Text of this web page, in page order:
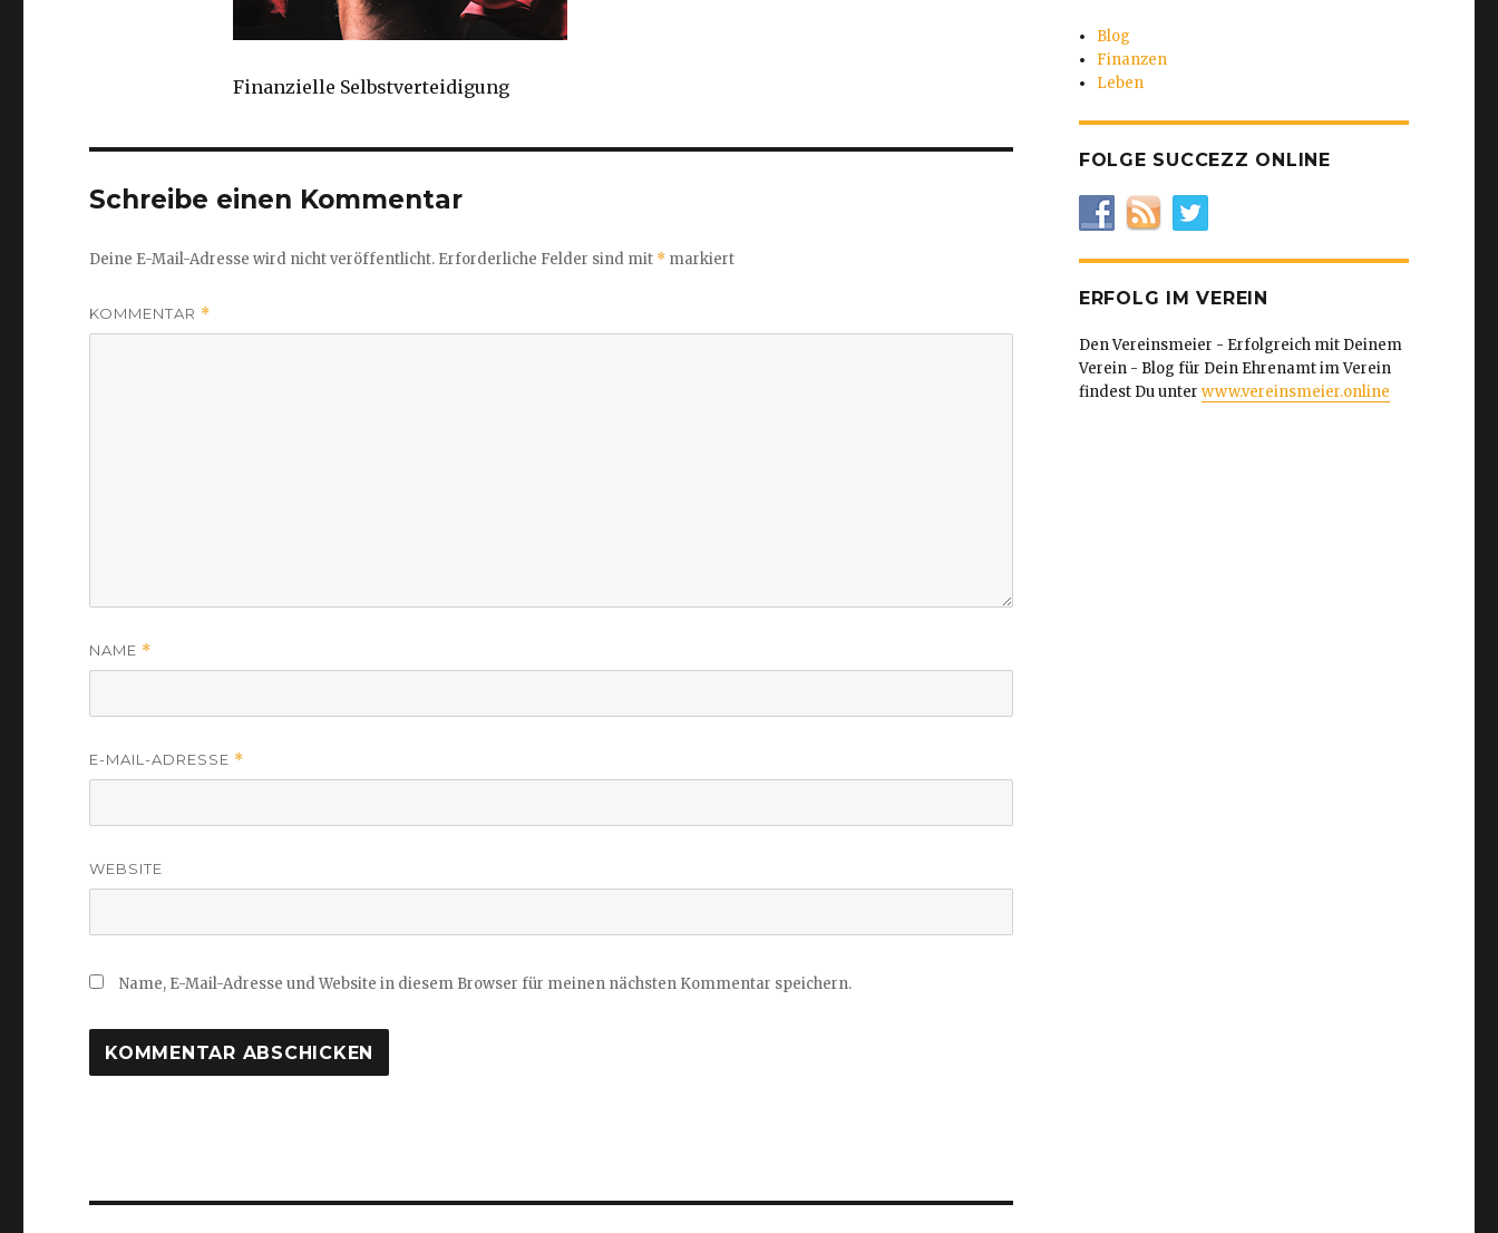
Finanzielle Selbstverteidigung
Schreibe einen Kommentar
Deine E-Mail-Adresse wird nicht veröffentlicht. Erforderliche Felder sind mit * markiert
KOMMENTAR *
NAME *
E-MAIL-ADRESSE *
WEBSITE
Name, E-Mail-Adresse und Website in diesem Browser für meinen nächsten Kommentar speichern.
Blog
Finanzen
Leben
FOLGE SUCCEZZ ONLINE
ERFOLG IM VEREIN
Den Vereinsmeier - Erfolgreich mit Deinem
Verein - Blog für Dein Ehrenamt im Verein
findest Du unter www.vereinsmeier.online